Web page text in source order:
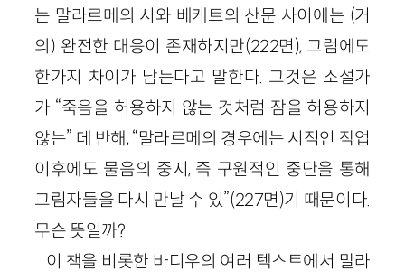
는 말라르메의 시와 베케트의 산문 사이에는 (거
의) 완전한 대응이 존재하지만(222면), 그럼에도
한가지 차이가 남는다고 말한다. 그것은 소설가
가 “죽음을 허용하지 않는 것처럼 잠을 허용하지
않는” 데 반해, “말라르메의 경우에는 시적인 작업
이후에도 물음의 중지, 즉 구원적인 중단을 통해
그림자들을 다시 만날 수 있”(227면)기 때문이다.
무슨 뜻일까?
이 책을 비롯한 바디우의 여러 텍스트에서 말라